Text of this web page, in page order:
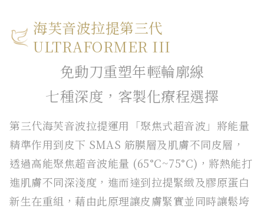
海芙音波拉提第三代
ULTRAFORMER III
免動刀重塑年輕輪廓線
七種深度，客製化療程選擇
第三代海芙音波拉提運用「聚焦式超音波」將能量
精準作用到皮下 SMAS 筋膜層及肌膚不同皮層，
透過高能聚焦超音波能量 (65°C~75°C)，將熱能打
進肌膚不同深淺度，進而達到拉提緊緻及膠原蛋白
新生在重組，藉由此原理讓皮膚緊實並同時讓鬆垮